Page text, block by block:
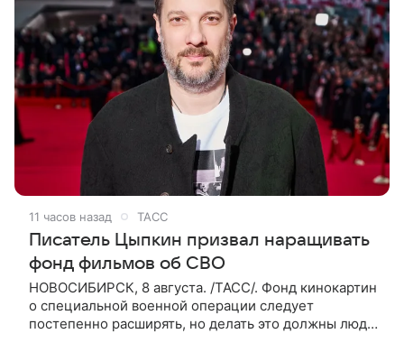
11 часов назад ТАСС
Писатель Цыпкин призвал наращивать
фонд фильмов об СВО
НОВОСИБИРСК, 8 августа. /ТАСС/. Фонд кинокартин
о специальной военной операции следует
постепенно расширять, но делать это должны люди,